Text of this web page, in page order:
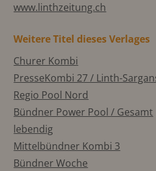
www.linthzeitung.ch
Weitere Titel dieses Verlages
Churer Kombi
PresseKombi 27 / Linth-
Regio Pool Nord
Bündner Power Pool / Gesamt
lebendig
Mittelbündner Kombi 3
Bündner Woche